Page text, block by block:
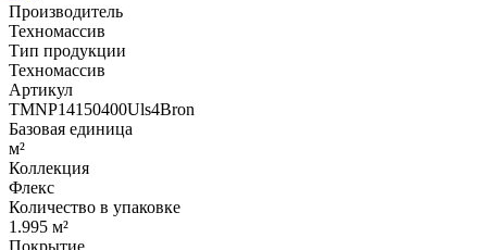
Производитель
Техномассив
Тип продукции
Техномассив
Артикул
TMNP14150400Uls4Bron
Базовая единица
м²
Коллекция
Флекс
Количество в упаковке
1.995 м²
Покрытие